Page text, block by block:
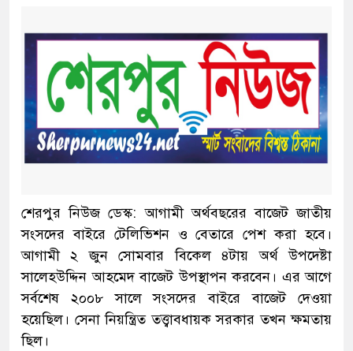
শেরপুর নিউজ ডেস্ক: আগামী অর্থবছরের বাজেট জাতীয়
সংসদের বাইরে টেলিভিশন ও বেতারে পেশ করা হবে।
আগামী ২ জুন সোমবার বিকেল ৪টায় অর্থ উপদেষ্টা
সালেহউদ্দিন আহমেদ বাজেট উপস্থাপন করবেন। এর আগে
সর্বশেষ ২০০৮ সালে সংসদের বাইরে বাজেট দেওয়া
হয়েছিল। সেনা নিয়ন্ত্রিত তত্ত্বাবধায়ক সরকার তখন ক্ষমতায়
ছিল।